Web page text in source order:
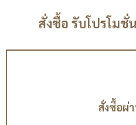
สั่งซื้อ รับโปรโมชั่
สั่งซื้อผ่